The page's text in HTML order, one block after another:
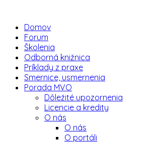
Domov
Forum
Školenia
Odborná knižnica
Príklady z praxe
Smernice, usmernenia
Porada MVO
Dôležité upozornenia
Licencie a kredity
O nás
O nás
O portáli